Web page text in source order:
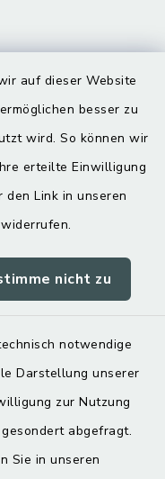
auf dieser Website
besser zu
wird. So können wir
erteilte Einwilligung
Link in unseren
widerrufen.
nicht zu
notwendige
Darstellung unserer
zur Nutzung
abgefragt.
Sie in unseren